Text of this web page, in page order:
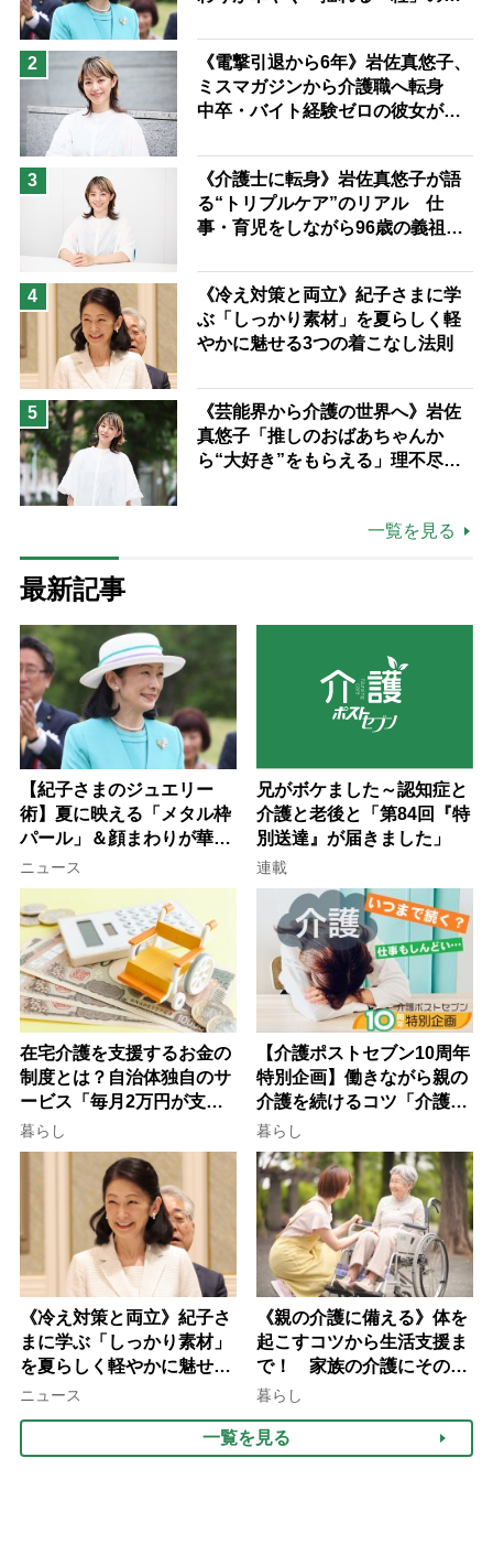
予防法
2
《電撃引退から6年》岩佐真悠子、
ミスマガジンから介護職へ転身
中卒・バイト経験ゼロの彼女が見
ながら自分らしくいられる」
3
《介護士に転身》岩佐真悠子が語
る“トリプルケア”のリアル 仕
事・育児をしながら96歳の義祖母
る「家での介護は“雑”でも気にし
ない」
4
《冷え対策と両立》紀子さまに学
ぶ「しっかり素材」を夏らしく軽
やかに魅せる3つの着こなし法則
5
《芸能界から介護の世界へ》岩佐
真悠子「推しのおばあちゃんか
ら“大好き”をもらえる」理不尽さ
一覧を見る
最新記事
【紀子さまのジュエリー
術】夏に映える「メタル枠
パール」＆顔まわりが華や
ぐ「揺れる一粒」の使い分
け方
ニュース
兄がボケました～認知症と
介護と老後と「第84回『特
別送達』が届きました」
連載
在宅介護を支援するお金の
制度とは？自治体独自のサ
ービス「毎月2万円が支給
される」ケースも【FP解
説】
暮らし
【介護ポストセブン10周年
特別企画】働きながら親の
介護を続けるコツ「介護は
10年以上続くことも…3つ
のフェーズに分けて考えて
みよう」【社会福祉士解
説】
暮らし
《冷え対策と両立》紀子さ
まに学ぶ「しっかり素材」
を夏らしく軽やかに魅せる
3つの着こなし法則
ニュース
《親の介護に備える》体を
起こすコツから生活支援ま
で！ 家族の介護にそのま
ま活かせる2つの資格
暮らし
一覧を見る